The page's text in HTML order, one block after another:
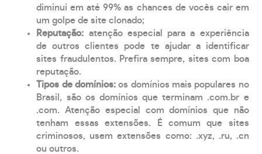
diminui em até 99% as chances de vocês cair em
um golpe de site clonado;
Reputação: atenção especial para a experiência
de outros clientes pode te ajudar a identificar
sites fraudulentos. Prefira sempre, sites com boa
reputação.
Tipos de domínios:os domínios mais populares no
Brasil, são os domínios que terminam .com.br e
.com. Atenção especial com domínios que não
tenham essas extensões. É comum que sites
criminosos, usem extensões como: .xyz, .ru, .cn
ou outros.